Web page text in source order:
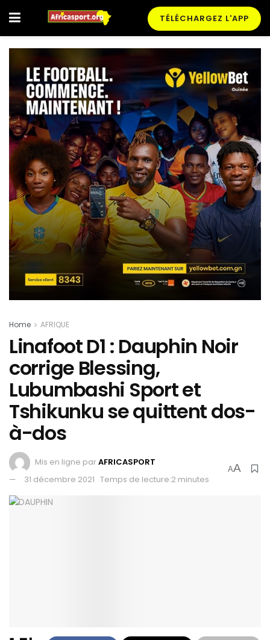
TÉLÉCHARGEZ L'APP
Home AFRIQUE
Linafoot D1 : Dauphin Noir
corrige Blessing,
Lubumbashi Sport et
Tshikunku se quittent dos-
à-dos
Mis en ligne parAFRICASPORT
31 décembre 2021 Temps de lecture:2 minutes
AA